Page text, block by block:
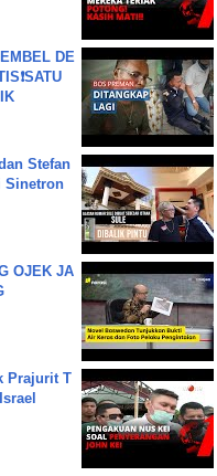
DE
Stefan
Sinetron
OJEK JA
Prajurit T